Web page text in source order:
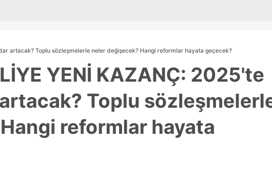
artacak? Toplu sözleşmelerle neler değişecek? Hangi reformlar hayata geçecek?
YENİ KAZANÇ: 2025'te
Toplu
reformlar hayata